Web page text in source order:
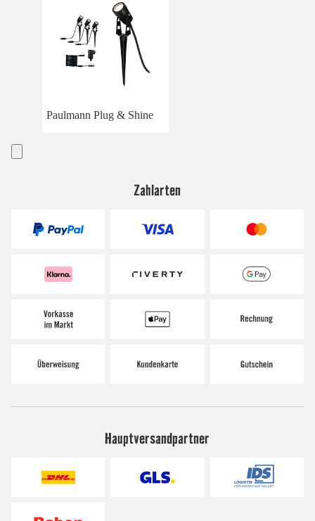
Paulmann Plug & Shine
Zahlarten
Hauptversandpartner